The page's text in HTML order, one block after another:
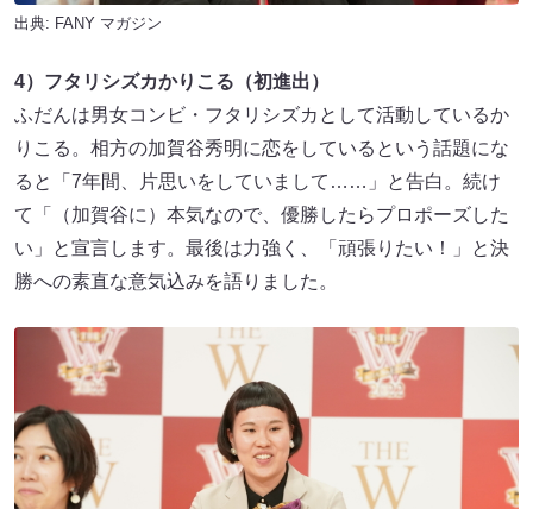
出典: FANY マガジン
4）フタリシズカかりこる（初進出）
ふだんは男女コンビ・フタリシズカとして活動しているか
りこる。相方の加賀谷秀明に恋をしているという話題にな
ると「7年間、片思いをしていまして……」と告白。続け
て「（加賀谷に）本気なので、優勝したらプロポーズした
い」と宣言します。最後は力強く、「頑張りたい！」と決
勝への素直な意気込みを語りました。